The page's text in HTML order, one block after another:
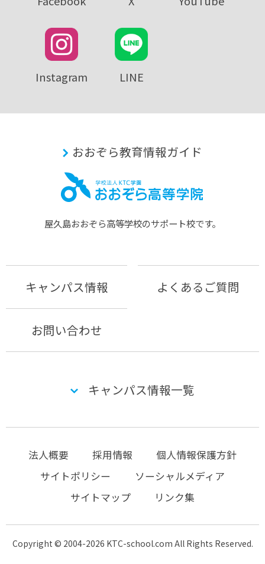
Instagram LINE
おおぞら教育情報ガイド
屋久島おおぞら⾼等学校のサポート校です。
キャンパス情報 よくあるご質問
お問い合わせ
キャンパス情報一覧
法人概要 採用情報
個人情報保護方針
サイトポリシー
ソーシャルメディア
サイトマップ
リンク集
Copyright © 2004-2026 KTC-school.com All Rights Reserved.